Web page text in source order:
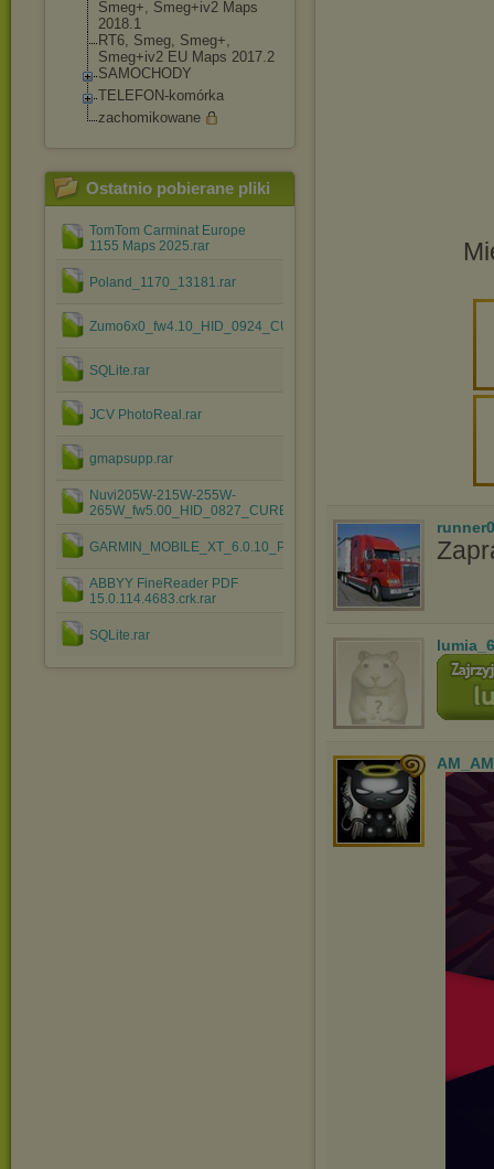
Smeg+, Smeg+iv2 Maps
2018.1
RT6, Smeg, Smeg+,
Smeg+iv2 EU Maps 2017.2
SAMOCHODY
TELEFON-komórka
zachomikowane
Ostatnio pobierane pliki
TomTom Carminat Europe
1155 Maps 2025.rar
Poland_1170_13181.rar
Zumo6x0_fw4.10_HID_0924_CURE_PouchX.rar
SQLite.rar
JCV PhotoReal.rar
gmapsupp.rar
Nuvi205W-215W-255W-
265W_fw5.00_HID_0827_CURE_PouchX.zip
GARMIN_MOBILE_XT_6.0.10_PL.rar
ABBYY FineReader PDF
15.0.114.4683.crk.rar
SQLite.rar
AM_AM